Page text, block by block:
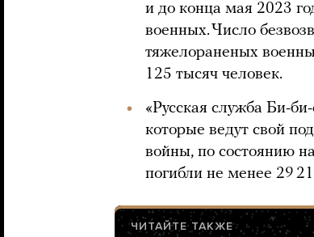
и до конца мая 2023
военных. Число
тяжелораненых
125 тысяч человек.
«Русская служба Би-
которые ведут свой
войны, по состоянию на
погибли не менее 29
ЧИТАЙТЕ ТАКЖЕ